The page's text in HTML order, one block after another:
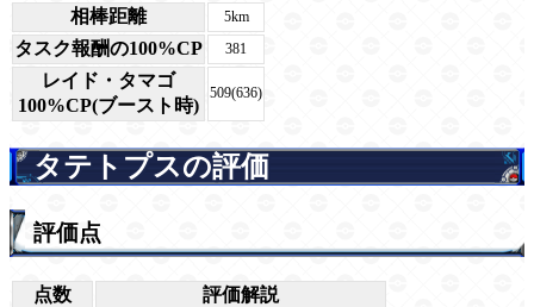
相棒距離 5km
タスク報酬の100%CP 381
レイド・タマゴ
100%CP(ブースト時)
509(636)
タテトプスの評価
評価点
点数 評価解説